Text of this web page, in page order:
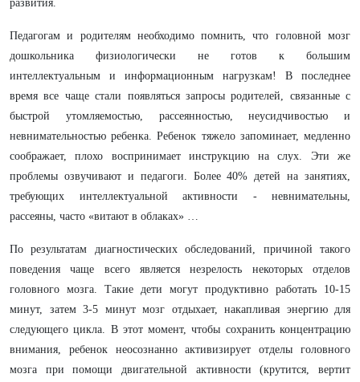
развития.
Педагогам и родителям необходимо помнить, что головной мозг
дошкольника физиологически не готов к большим
интеллектуальным и информационным нагрузкам! В последнее
время все чаще стали появляться запросы родителей, связанные с
быстрой утомляемостью, рассеянностью, неусидчивостью и
невнимательностью ребенка. Ребенок тяжело запоминает, медленно
соображает, плохо воспринимает инструкцию на слух. Эти же
проблемы озвучивают и педагоги. Более 40% детей на занятиях,
требующих интеллектуальной активности - невнимательны,
рассеяны, часто «витают в облаках» …
По результатам диагностических обследований, причиной такого
поведения чаще всего является незрелость некоторых отделов
головного мозга. Такие дети могут продуктивно работать 10-15
минут, затем 3-5 минут мозг отдыхает, накапливая энергию для
следующего цикла. В этот момент, чтобы сохранить концентрацию
внимания, ребенок неосознанно активизирует отделы головного
мозга при помощи двигательной активности (крутится, вертит